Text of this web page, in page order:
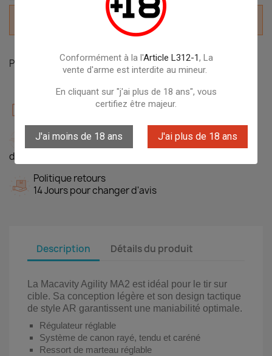
Conformément à la l'Article L312-1, La
vente d'arme est interdite au mineur.
En cliquant sur "j'ai plus de 18 ans", vous
certifiez être majeur.
J'ai moins de 18 ans J'ai plus de 18 ans
Derniers articles en stock
Partager
Garanties sécurité
100% Protection des données
Politique de livraison
Livraison gratuite dés 49,90€ sur des milliers
d'articles
Politique retours
14 Jours pour changer d'avis
Description Détails du produit
La Macavity Agility MA2 est idéal pour le tir sur
cible. Sa conception légère et son design tactique
de style AR garantissent une maniabilité optimale.
Régulateur réglable
Système de canon rayé, tendu et caréné
Ressort de marteau réglable